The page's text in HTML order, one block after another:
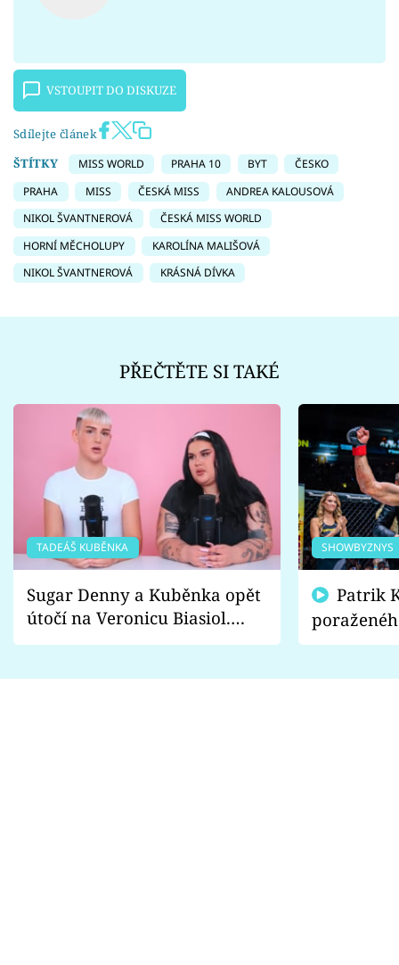
VSTOUPIT DO DISKUZE
Sdílejte článek
ŠTÍTKY
MISS WORLD PRAHA 10 BYT
ČESKO
PRAHA
MISS ČESKÁ MISS
ANDREA KALOUSOVÁ
NIKOL ŠVANTNEROVÁ
ČESKÁ MISS WORLD
HORNÍ MĚCHOLUPY
KAROLÍNA MALIŠOVÁ
NIKOL ŠVANTNEROVÁ
KRÁSNÁ DÍVKA
PŘEČTĚTE SI TAKÉ
TADEÁŠ KUBĚNKA
Sugar Denny a Kuběnka opět
útočí na Veronicu Biasiol.
Proč je podle nich falešná a
SHOWBYZNYS
fanoušci